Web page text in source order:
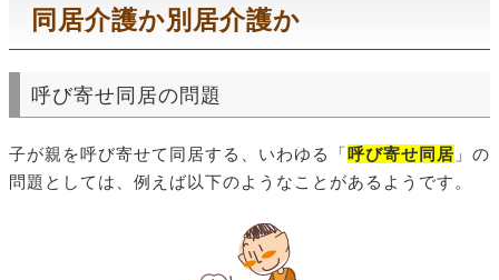
同居介護か別居介護か
呼び寄せ同居の問題
子が親を呼び寄せて同居する、いわゆる「呼び寄せ同居 」の
問題としては、例えば以下のようなことがあるようです。